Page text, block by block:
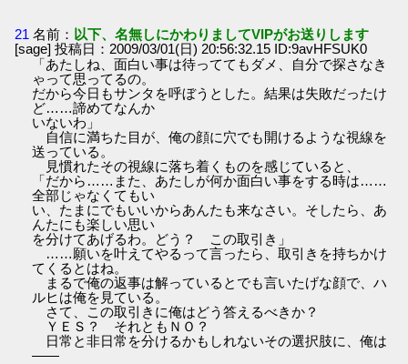
21 名前： 以下、名無しにかわりましてVIPがお送りします
[sage] 投稿日：2009/03/01(日) 20:56:32.15 ID:9avHFSUK0
「あたしね、面白い事は待っててもダメ、自分で探さなき
ゃって思ってるの。
だから今日もサンタを呼ぼうとした。結果は失敗だったけ
ど……諦めてなんか
いないわ」
自信に満ちた目が、俺の顔に穴でも開けるような視線を
送っている。
見慣れたその視線に落ち着くものを感じていると、
「だから……また、あたしが何か面白い事をする時は……
全部じゃなくてもい
い、たまにでもいいからあんたも来なさい。そしたら、あ
んたにも楽しい思い
を分けてあげるわ。どう？ この取引き」
……願いを叶えてやるって言ったら、取引きを持ちかけ
てくるとはね。
まるで俺の返事は解っているとでも言いたげな顔で、ハ
ルヒは俺を見ている。
さて、この取引きに俺はどう答えるべきか？
ＹＥＳ？ それともＮＯ？
日常と非日常を分けるかもしれないその選択肢に、俺は
――